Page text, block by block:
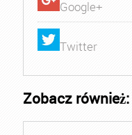
Google+
Twitter
Zobacz również: